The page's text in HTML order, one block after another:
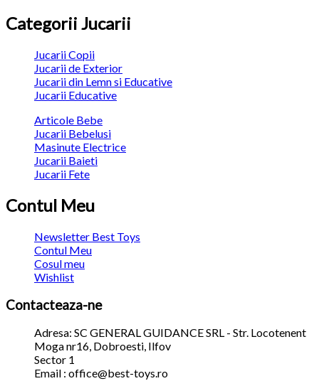
Categorii Jucarii
Jucarii Copii
Jucarii de Exterior
Jucarii din Lemn si Educative
Jucarii Educative
Articole Bebe
Jucarii Bebelusi
Masinute Electrice
Jucarii Baieti
Jucarii Fete
Contul Meu
Newsletter Best Toys
Contul Meu
Cosul meu
Wishlist
Contacteaza-ne
Adresa: SC GENERAL GUIDANCE SRL - Str. Locotenent
Moga nr16, Dobroesti, Ilfov
Sector 1
Email : office@best-toys.ro